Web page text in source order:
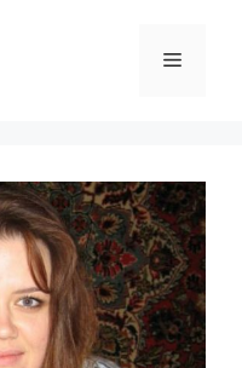
Menu